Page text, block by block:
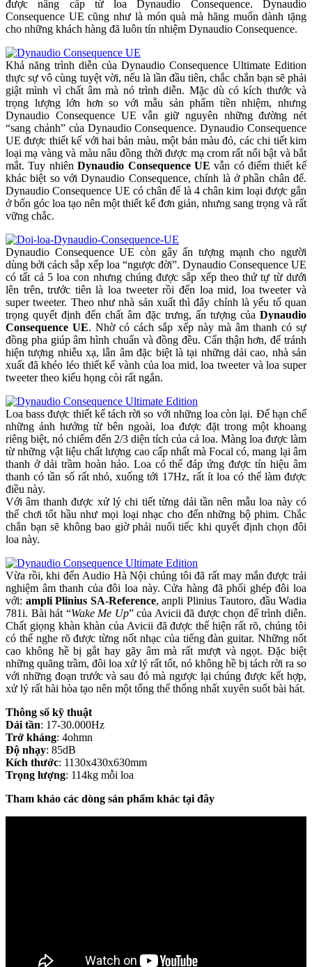
được nâng cấp từ loa Dynaudio Consequence. Dynaudio
Consequence UE cũng như là món quà mà hãng muốn dành tặng
cho những khách hàng đã luôn tín nhiệm Dynaudio Consequence.
Khả năng trình diễn của Dynaudio Consequence Ultimate Edition
thực sự vô cùng tuyệt vời, nếu là lần đầu tiên, chắc chắn bạn sẽ phải
giật mình vì chất âm mà nó trình diễn. Mặc dù có kích thước và
trọng lượng lớn hơn so với mẫu sản phẩm tiền nhiệm, nhưng
Dynaudio Consequence UE vẫn giữ nguyên những đường nét
“sang chảnh” của Dynaudio Consequence. Dynaudio Consequence
UE được thiết kế với hai bản màu, một bản màu đỏ, các chi tiết kim
loại mạ vàng và màu nâu đồng thời được mạ crom rất nổi bật và bắt
mắt. Tuy nhiênDynaudio Consequence UE vẫn có điểm thiết kế
khác biệt so với Dynaudio Consequence, chính là ở phần chân đế.
Dynaudio Consequence UE có chân đế là 4 chân kim loại được gắn
ở bốn góc loa tạo nên một thiết kế đơn giản, nhưng sang trọng và rất
vững chắc.
Dynaudio Consequence UE còn gây ấn tượng mạnh cho người
dùng bởi cách sắp xếp loa “ngược đời”. Dynaudio Consequence UE
có tất cả 5 loa con nhưng chúng được sắp xếp theo thứ tự từ dưới
lên trên, trước tiên là loa tweeter rồi đến loa mid, loa tweeter và
super tweeter. Theo như nhà sản xuất thì đây chính là yếu tố quan
trọng quyết định đến chất âm đặc trưng, ấn tượng của Dynaudio
Consequence UE. Nhờ có cách sắp xếp này mà âm thanh có sự
đồng pha giúp âm hình chuẩn và đồng đều. Cẩn thận hơn, để tránh
hiện tượng nhiễu xạ, lẫn âm đặc biệt là tại những dải cao, nhà sản
xuất đã khéo léo thiết kế vành của loa mid, loa tweeter và loa super
tweeter theo kiểu họng còi rất ngắn.
Loa bass được thiết kế tách rời so với những loa còn lại. Để hạn chế
những ảnh hưởng từ bên ngoài, loa được đặt trong một khoang
riêng biệt, nó chiếm đến 2/3 diện tích của cả loa. Màng loa được làm
từ những vật liệu chất lượng cao cấp nhất mà Focal có, mang lại âm
thanh ở dải trầm hoàn hảo. Loa có thể đáp ứng được tín hiệu âm
thanh có tần số rất nhỏ, xuống tới 17Hz, rất ít loa có thể làm được
điều này.
Với âm thanh được xử lý chi tiết từng dải tần nên mẫu loa này có
thể chơi tốt hầu như mọi loại nhạc cho đến những bộ phim. Chắc
chắn bạn sẽ không bao giờ phải nuối tiếc khi quyết định chọn đôi
loa này.
Vừa rồi, khi đến Audio Hà Nội chúng tôi đã rất may mắn được trải
nghiệm âm thanh của đôi loa này. Cửa hàng đã phối ghép đôi loa
với: ampli Plinius SA-Reference, anpli Plinius Tautoro, đầu Wadia
781i. Bài hát “Wake Me Up” của Avicii đã được chọn để trình diễn.
Chất giọng khàn khàn của Avicii đã được thể hiện rất rõ, chúng tôi
có thể nghe rõ được từng nốt nhạc của tiếng đàn guitar. Những nốt
cao không hề bị gắt hay gãy âm mà rất mượt và ngọt. Đặc biệt
những quãng trầm, đôi loa xử lý rất tốt, nó không hề bị tách rời ra so
với những đoạn trước và sau đó mà ngược lại chúng được kết hợp,
xử lý rất hài hòa tạo nên một tổng thể thống nhất xuyên suốt bài hát.
Thông số kỹ thuật
Dải tần: 17-30.000Hz
Trở kháng: 4ohmn
Độ nhạy: 85dB
Kích thước: 1130x430x630mm
Trọng lượng: 114kg mỗi loa
Tham khảo các dòng sản phẩm khác tại đây